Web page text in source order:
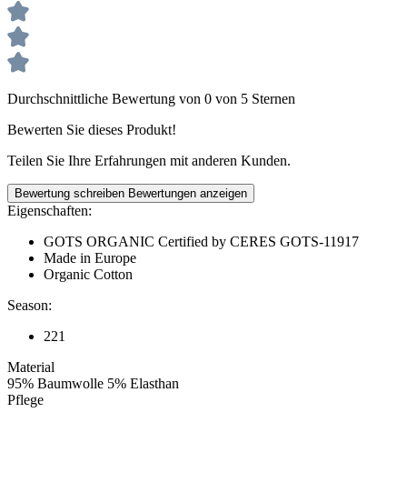
Durchschnittliche Bewertung von 0 von 5 Sternen
Bewerten Sie dieses Produkt!
Teilen Sie Ihre Erfahrungen mit anderen Kunden.
Bewertung schreiben Bewertungen anzeigen
Eigenschaften:
GOTS ORGANIC Certified by CERES GOTS-11917
Made in Europe
Organic Cotton
Season:
221
Material
95% Baumwolle 5% Elasthan
Pflege